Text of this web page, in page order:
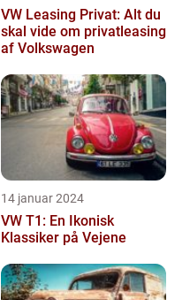
VW Leasing Privat: Alt du
skal vide om privatleasing
af Volkswagen
14 januar 2024
VW T1: En Ikonisk
Klassiker på Vejene